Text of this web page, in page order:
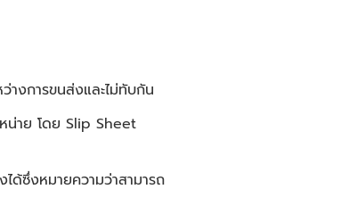
างการขนส่งและไม่ทับกัน
น่าย โดย Slip Sheet
ซึ่งหมายความว่าสามารถ